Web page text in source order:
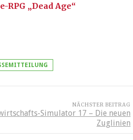
RPG „Dead Age“
NÄCHSTER BEITRAG
Simulator 17 – Die neuen
Zuglinien